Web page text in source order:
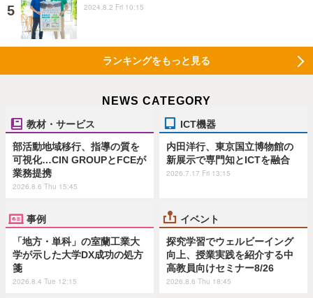
2024.8.2 Fri 10:15
ランキングをもっと見る
NEWS CATEGORY
教材・サービス
部活動地域移行、指導の質を
可視化…CIN GROUPとFCEが
業務提携
2026.8.6 Thu 15:45
ICT機器
内田洋行、東京国立博物館の
新展示で専門知とICTを融合
2026.7.17 Fri 13:15
事例
「地方・単科」の室蘭工業大
学が示した大学DX成功の処方
箋
2026.8.4 Tue 12:15
イベント
探究学習でウェルビーイング
向上、授業実践を紹介する中
高教員向けセミナー8/26
2026.8.6 Thu 18:45